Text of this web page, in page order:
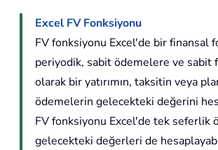
Excel FV Fonksiyonu
FV fonksiyonu Excel'de bir finansal
periyodik, sabit ödemelere ve sabit
olarak bir yatırımın, taksitin veya
ödemelerin gelecekteki değerini
FV fonksiyonu Excel'de tek seferlik
gelecekteki değerleri de